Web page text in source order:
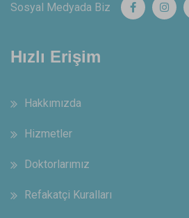
Sosyal Medyada Biz
Hızlı Erişim
Hakkımızda
Hizmetler
Doktorlarımız
Refakatçi Kuralları